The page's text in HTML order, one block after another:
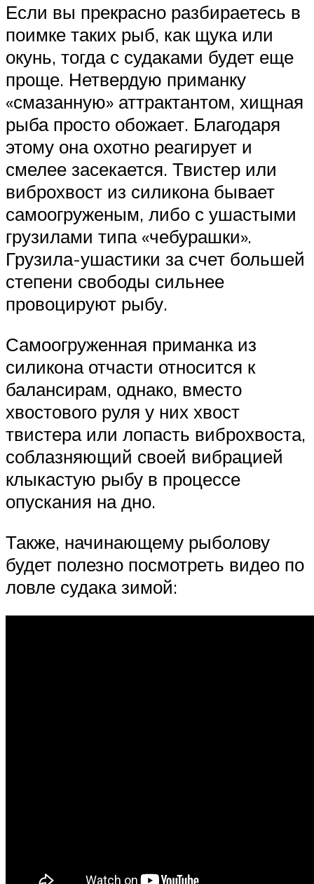
Если вы прекрасно разбираетесь в
поимке таких рыб, как щука или
окунь, тогда с судаками будет еще
проще. Нетвердую приманку
«смазанную» аттрактантом, хищная
рыба просто обожает. Благодаря
этому она охотно реагирует и
смелее засекается. Твистер или
виброхвост из силикона бывает
самоогруженым, либо с ушастыми
грузилами типа «чебурашки».
Грузила-ушастики за счет большей
степени свободы сильнее
провоцируют рыбу.
Самоогруженная приманка из
силикона отчасти относится к
балансирам, однако, вместо
хвостового руля у них хвост
твистера или лопасть виброхвоста,
соблазняющий своей вибрацией
клыкастую рыбу в процессе
опускания на дно.
Также, начинающему рыболову
будет полезно посмотреть видео по
ловле судака зимой: